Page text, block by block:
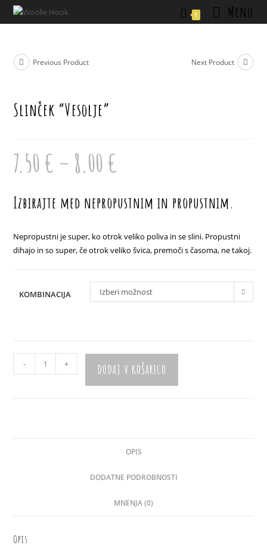
Skip
to
0 Menu
Previous Product Next Product
Slinček “Vesolje”
7.50 € – 8.00 €
8.00 €
Izbirajte med nepropustnim in propustnim.
Nepropustni je super, ko otrok veliko poliva in se slini. Propustni
dihajo in so super, če otrok veliko švica, premoči s časoma, ne takoj.
KOMBINACIJA Izberi možnost
"Vesolje"
- + DODAJ V KOŠARICO
OPIS
DODATNE PODROBNOSTI
MNENJA (0)
Opis